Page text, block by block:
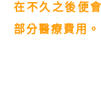
在不久之後便
部分醫療費用。